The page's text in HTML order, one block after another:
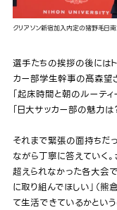
クリアソン新宿加入内定の猪野毛日南
選手たちの挨拶の後には
カー部学生幹事の髙森望
「起床時間と朝のルーテ
「日大サッカー部の魅力は
それまで緊張の面持ちだ
ながら丁寧に答えていく
超えられなかった各大会
に取り組んでほしい」（
て生活できているかとい